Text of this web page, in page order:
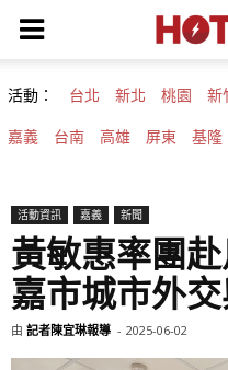
活動： 台北 新北 桃園 新
嘉義 台南 高雄 屏東 基隆
活動資訊 嘉義 新聞
黃敏惠率團
嘉市城市外
由 記者陳宜琳報導 - 2025-06-02